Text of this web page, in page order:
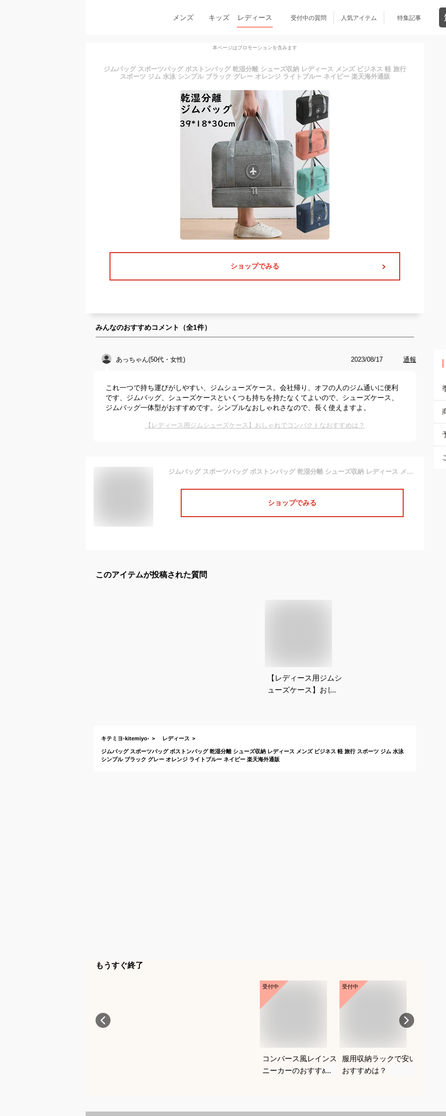
メンズ キッズ レディース 受付中の質問 人気アイテム 特集記事
本ページはプロモーションを含みます
ジムバッグ スポーツバッグ ボストンバッグ 乾湿分離 シューズ収納 レディース メンズ ビジネス 軽 旅行
スポーツ ジム 水泳 シンプル ブラック グレー オレンジ ライトブルー ネイビー 楽天海外通販
ショップでみる
みんなのおすすめコメント（全1件）
あっちゃん(50代・女性) 2023/08/17 通報
これ一つで持ち運びがしやすい、ジムシューズケース。会社帰り、オフの人のジム通いに便利
です、ジムバッグ、シューズケースといくつも持ちを持たなくてよいので、シューズケース、
ジムバッグ一体型がおすすめです。シンプルなおしゃれさなので、長く使えますよ。
【レディース用ジムシューズケース】おしゃれでコンパクトなおすすめは？
ジムバッグ スポーツバッグ ボストンバッグ 乾湿分離 シューズ収納 レディース メンズ ビジネス 軽 旅行 スポーツ ジム 水泳 シンプル ブラック グレー オレンジ ライトブルー ネイビー 楽天海外通販
ショップでみる
このアイテムが投稿された質問
【レディース用ジムシ
ューズケース】おしゃ
キテミヨ-kitemiyo- レディース
ジムバッグ スポーツバッグ ボストンバッグ 乾湿分離 シューズ収納 レディース メンズ ビジネス 軽 旅行 スポーツ ジム 水泳
シンプル ブラック グレー オレンジ ライトブルー ネイビー 楽天海外通販
もうすぐ終了
受付中
コンバース風レインス
ニーカーのおすすめ
受付中
服用収納ラックで安い
おすすめは？